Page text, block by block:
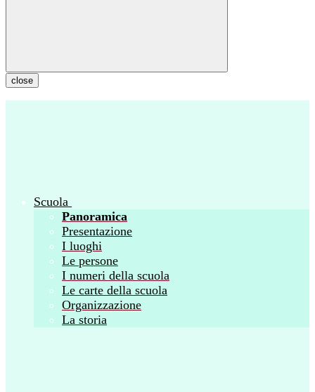
close
Scuola
Panoramica
Presentazione
I luoghi
Le persone
I numeri della scuola
Le carte della scuola
Organizzazione
La storia